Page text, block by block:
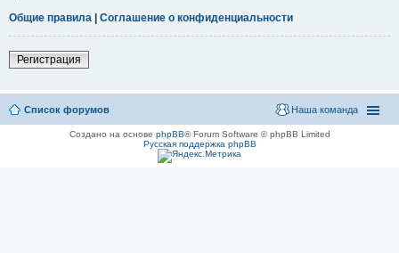
Общие правила | Соглашение о конфиденциальности
Регистрация
Список форумов Наша команда
Создано на основе phpBB® Forum Software © phpBB Limited
Русская поддержка phpBB